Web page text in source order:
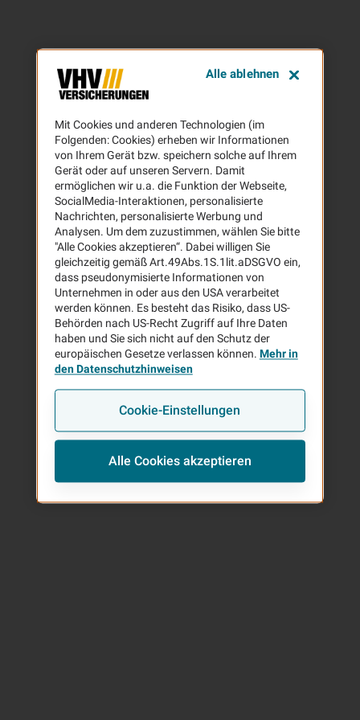
Mit Cookies und anderen Technologien (im
Folgenden: Cookies) erheben wir Informationen
von Ihrem Gerät bzw. speichern solche auf Ihrem
Gerät oder auf unseren Servern. Damit
ermöglichen wir u.a. die Funktion der Webseite,
SocialMedia-Interaktionen, personalisierte
Nachrichten, personalisierte Werbung und
Analysen. Um dem zuzustimmen, wählen Sie bitte
"Alle Cookies akzeptieren“. Dabei willigen Sie
gleichzeitig gemäß Art.49Abs.1S.1lit.aDSGVO ein,
dass pseudonymisierte Informationen von
Unternehmen in oder aus den USA verarbeitet
werden können. Es besteht das Risiko, dass US-
Behörden nach US-Recht Zugriff auf Ihre Daten
haben und Sie sich nicht auf den Schutz der
europäischen Gesetze verlassen können. Mehr in
den Datenschutzhinweisen
Cookie-Einstellungen
Alle Cookies akzeptieren
Alle ablehnen